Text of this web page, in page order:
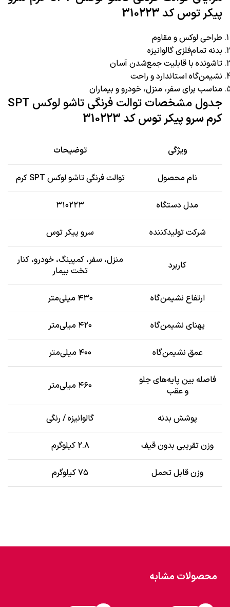
پیکر توس کد 310223
طراحی لوکس و مقاوم
بدنه تمام‌فلزی گالوانیزه
تاشونده با قابلیت جمع‌شدن آسان
نشیمن‌گاه استاندارد و راحت
مناسب برای سفر، منزل، خودرو و بیماران
جدول مشخصات توالت فرنگی تاشو لوکس SPT
کرم سرو پیکر توس کد 310223
ویژگی توضیحات
نام محصول توالت فرنگی تاشو لوکس SPT کرم
مدل دستگاه ۳۱۰۲۲۳
شرکت تولیدکننده سرو پیکر توس
کاربرد
منزل، سفر، کمپینگ، خودرو، کنار
تخت بیمار
ارتفاع نشیمن‌گاه ۴۳۰ میلی‌متر
پهنای نشیمن‌گاه ۴۲۰ میلی‌متر
عمق نشیمن‌گاه ۴۰۰ میلی‌متر
فاصله بین پایه‌های جلو
و عقب
۴۶۰ میلی‌متر
پوشش بدنه گالوانیزه / رنگی
وزن تقریبی بدون قیف ۲.۸ کیلوگرم
وزن قابل تحمل ۷۵ کیلوگرم
محصولات مشابه